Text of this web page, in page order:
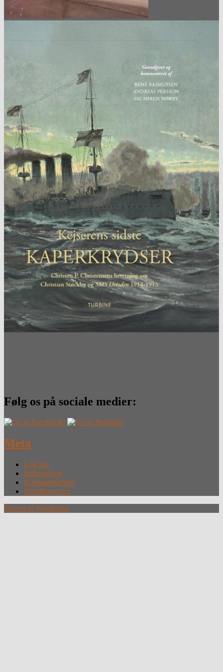
Følg os på sociale medier:
Meta
Log ind
Indlægsfeed
Kommentarfeed
WordPress.org
Drevet af WordPress